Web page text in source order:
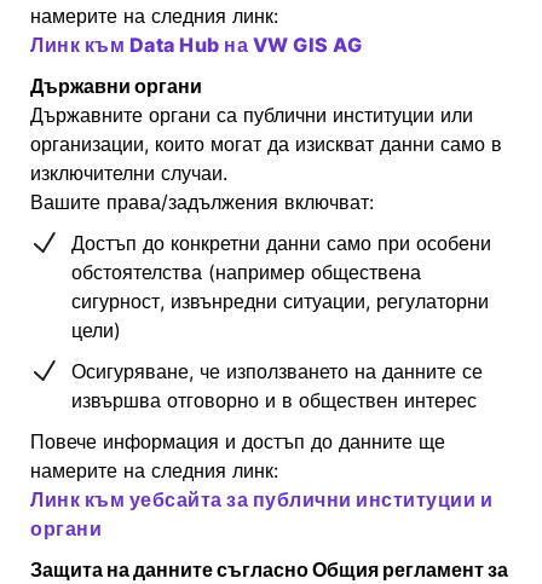
намерите на следния линк:
Линк към Data Hub на VW GIS AG
Държавни органи
Държавните органи са публични институции или
организации, които могат да изискват данни само в
изключителни случаи.
Вашите права/задължения включват:
Достъп до конкретни данни само при особени
обстоятелства (например обществена
сигурност, извънредни ситуации, регулаторни
цели)
Осигуряване, че използването на данните се
извършва отговорно и в обществен интерес
Повече информация и достъп до данните ще
намерите на следния линк:
Линк към уебсайта за публични институции и
органи
Защита на данните съгласно Общия регламент за